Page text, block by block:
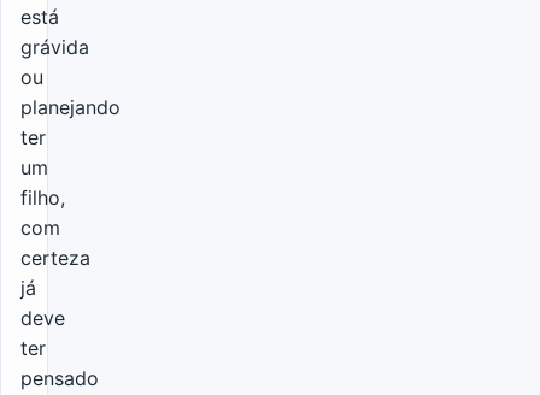
está
grávida
ou
planejando
ter
um
filho,
com
certeza
já
deve
ter
pensado